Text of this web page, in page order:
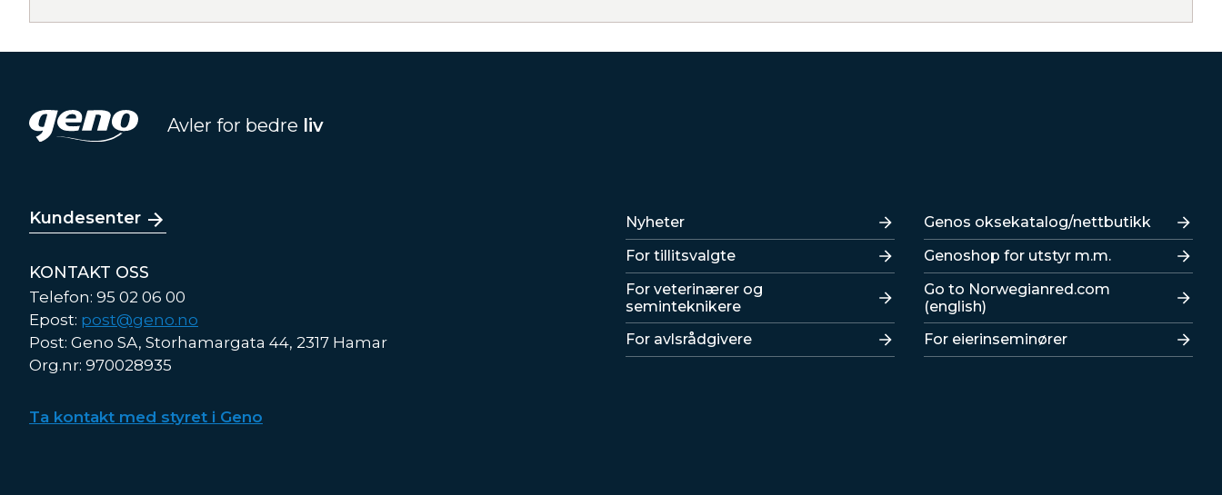
Avler for bedre liv
Kundesenter
KONTAKT OSS
Telefon: 95 02 06 00
Epost: post@geno.no
Post: Geno SA, Storhamargata 44, 2317 Hamar
Org.nr: 970028935
Ta kontakt med styret i Geno
Lenker
Nyheter
For tillitsvalgte
For veterinærer og
seminteknikere
For avlsrådgivere
Lenker
Genos oksekatalog/nettbutikk
Genoshop for utstyr m.m.
Go to Norwegianred.com
(english)
For eierinseminører